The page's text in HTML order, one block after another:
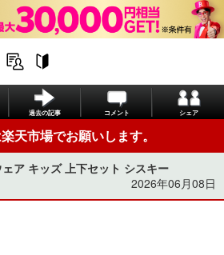
過去の記事 コメント シェア
天市場でお願いします。
ア キッズ 上下セット シスキー
2026年06月08日